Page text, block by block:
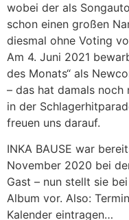
wobei der als
schon einen großen
diesmal ohne Voting
Am 4. Juni 2021
des Monats“ als
– das hat damals
in der
freuen uns darauf.
INKA BAUSE war
November 2020 bei
Gast – nun stellt sie bei
Album vor. Also:
Kalender eintragen…